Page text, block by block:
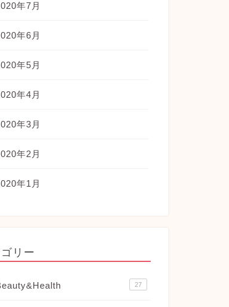
年7月
年6月
年5月
年4月
年3月
年2月
年1月
リー
27